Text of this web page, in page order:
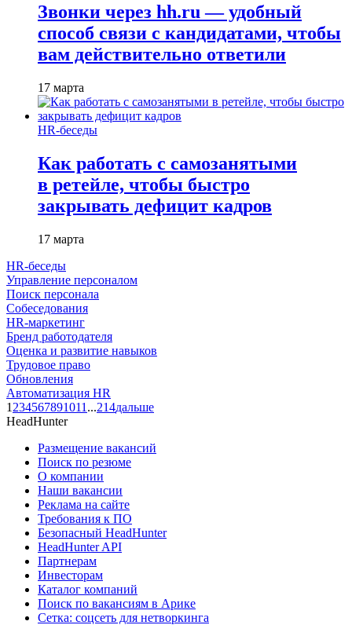
Звонки через hh.ru — удобный
способ связи с кандидатами, чтобы
вам действительно ответили
17 марта
HR-беседы
Как работать с самозанятыми
в ретейле, чтобы быстро
закрывать дефицит кадров
17 марта
HR-беседы
Управление персоналом
Поиск персонала
Собеседования
HR-маркетинг
Бренд работодателя
Оценка и развитие навыков
Трудовое право
Обновления
Автоматизация HR
1 234567891011 ...214дальше
HeadHunter
Размещение вакансий
Поиск по резюме
О компании
Наши вакансии
Реклама на сайте
Требования к ПО
Безопасный HeadHunter
HeadHunter API
Партнерам
Инвесторам
Каталог компаний
Поиск по вакансиям в Арике
Сетка: соцсеть для нетворкинга